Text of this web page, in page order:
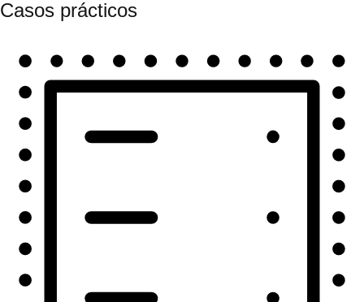
Casos prácticos